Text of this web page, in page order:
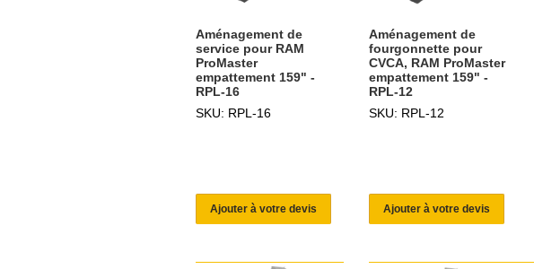
Aménagement de
service pour RAM
ProMaster
empattement 159" -
RPL-16
SKU: RPL-16
Ajouter à votre devis
Aménagement de
fourgonnette pour
CVCA, RAM ProMaster
empattement 159" -
RPL-12
SKU: RPL-12
Ajouter à votre devis